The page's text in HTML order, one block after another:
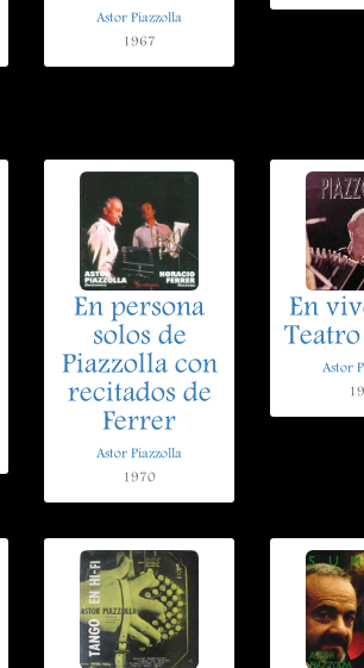
Astor Piazzolla
1967
En persona
solos de
Piazzolla con
recitados de
Ferrer
Astor Piazzolla
1970
En
Astor